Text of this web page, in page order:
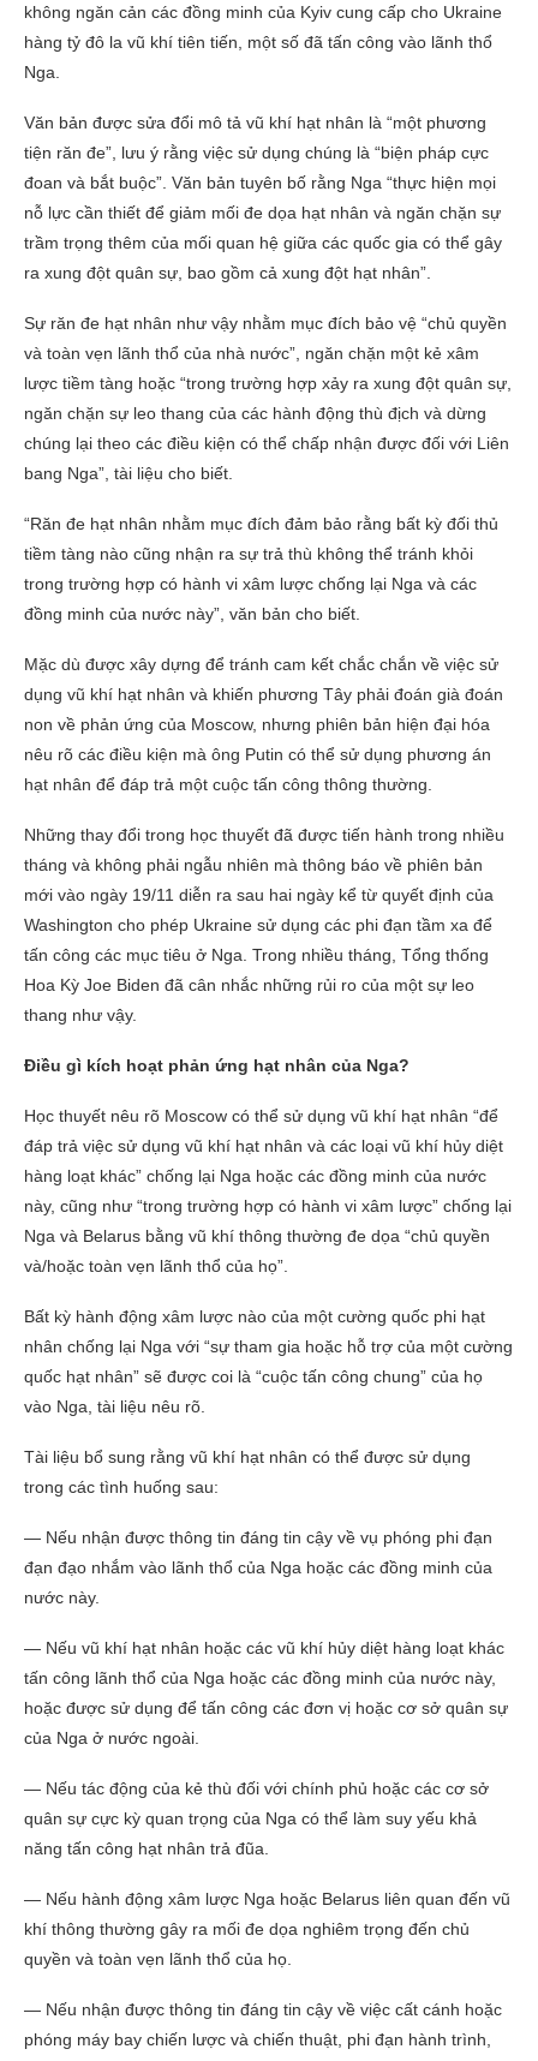
không ngăn cản các đồng minh của Kyiv cung cấp cho Ukraine
hàng tỷ đô la vũ khí tiên tiến, một số đã tấn công vào lãnh thổ
Nga.
Văn bản được sửa đổi mô tả vũ khí hạt nhân là “một phương
tiện răn đe”, lưu ý rằng việc sử dụng chúng là “biện pháp cực
đoan và bắt buộc”. Văn bản tuyên bố rằng Nga “thực hiện mọi
nỗ lực cần thiết để giảm mối đe dọa hạt nhân và ngăn chặn sự
trầm trọng thêm của mối quan hệ giữa các quốc gia có thể gây
ra xung đột quân sự, bao gồm cả xung đột hạt nhân”.
Sự răn đe hạt nhân như vậy nhằm mục đích bảo vệ “chủ quyền
và toàn vẹn lãnh thổ của nhà nước”, ngăn chặn một kẻ xâm
lược tiềm tàng hoặc “trong trường hợp xảy ra xung đột quân sự,
ngăn chặn sự leo thang của các hành động thù địch và dừng
chúng lại theo các điều kiện có thể chấp nhận được đối với Liên
bang Nga”, tài liệu cho biết.
“Răn đe hạt nhân nhằm mục đích đảm bảo rằng bất kỳ đối thủ
tiềm tàng nào cũng nhận ra sự trả thù không thể tránh khỏi
trong trường hợp có hành vi xâm lược chống lại Nga và các
đồng minh của nước này”, văn bản cho biết.
Mặc dù được xây dựng để tránh cam kết chắc chắn về việc sử
dụng vũ khí hạt nhân và khiến phương Tây phải đoán già đoán
non về phản ứng của Moscow, nhưng phiên bản hiện đại hóa
nêu rõ các điều kiện mà ông Putin có thể sử dụng phương án
hạt nhân để đáp trả một cuộc tấn công thông thường.
Những thay đổi trong học thuyết đã được tiến hành trong nhiều
tháng và không phải ngẫu nhiên mà thông báo về phiên bản
mới vào ngày 19/11 diễn ra sau hai ngày kể từ quyết định của
Washington cho phép Ukraine sử dụng các phi đạn tầm xa để
tấn công các mục tiêu ở Nga. Trong nhiều tháng, Tổng thống
Hoa Kỳ Joe Biden đã cân nhắc những rủi ro của một sự leo
thang như vậy.
Điều gì kích hoạt phản ứng hạt nhân của Nga?
Học thuyết nêu rõ Moscow có thể sử dụng vũ khí hạt nhân “để
đáp trả việc sử dụng vũ khí hạt nhân và các loại vũ khí hủy diệt
hàng loạt khác” chống lại Nga hoặc các đồng minh của nước
này, cũng như “trong trường hợp có hành vi xâm lược” chống lại
Nga và Belarus bằng vũ khí thông thường đe dọa “chủ quyền
và/hoặc toàn vẹn lãnh thổ của họ”.
Bất kỳ hành động xâm lược nào của một cường quốc phi hạt
nhân chống lại Nga với “sự tham gia hoặc hỗ trợ của một cường
quốc hạt nhân” sẽ được coi là “cuộc tấn công chung” của họ
vào Nga, tài liệu nêu rõ.
Tài liệu bổ sung rằng vũ khí hạt nhân có thể được sử dụng
trong các tình huống sau:
— Nếu nhận được thông tin đáng tin cậy về vụ phóng phi đạn
đạn đạo nhắm vào lãnh thổ của Nga hoặc các đồng minh của
nước này.
— Nếu vũ khí hạt nhân hoặc các vũ khí hủy diệt hàng loạt khác
tấn công lãnh thổ của Nga hoặc các đồng minh của nước này,
hoặc được sử dụng để tấn công các đơn vị hoặc cơ sở quân sự
của Nga ở nước ngoài.
— Nếu tác động của kẻ thù đối với chính phủ hoặc các cơ sở
quân sự cực kỳ quan trọng của Nga có thể làm suy yếu khả
năng tấn công hạt nhân trả đũa.
— Nếu hành động xâm lược Nga hoặc Belarus liên quan đến vũ
khí thông thường gây ra mối đe dọa nghiêm trọng đến chủ
quyền và toàn vẹn lãnh thổ của họ.
— Nếu nhận được thông tin đáng tin cậy về việc cất cánh hoặc
phóng máy bay chiến lược và chiến thuật, phi đạn hành trình,